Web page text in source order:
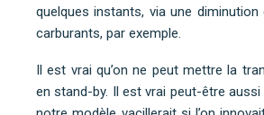
quelques instants, via une
carburants, par exemple.
Il est vrai qu’on ne peut mettre la
en stand-by. Il est vrai peut-être aussi